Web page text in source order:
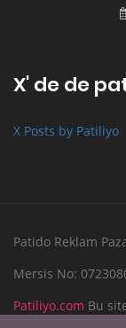
X' de de
X Posts by Patiliyo
Patido Reklam
Mersis No:
Patiliyo.com Bu